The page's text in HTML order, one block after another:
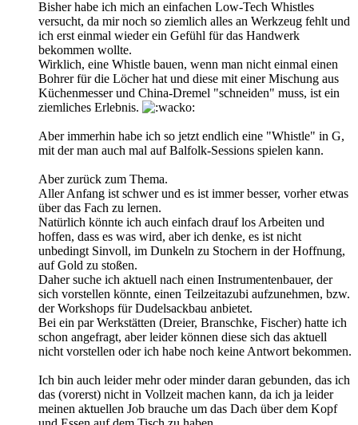
Bisher habe ich mich an einfachen Low-Tech Whistles
versucht, da mir noch so ziemlich alles an Werkzeug fehlt und
ich erst einmal wieder ein Gefühl für das Handwerk
bekommen wollte.
Wirklich, eine Whistle bauen, wenn man nicht einmal einen
Bohrer für die Löcher hat und diese mit einer Mischung aus
Küchenmesser und China-Dremel "schneiden" muss, ist ein
ziemliches Erlebnis.
Aber immerhin habe ich so jetzt endlich eine "Whistle" in G,
mit der man auch mal auf Balfolk-Sessions spielen kann.
Aber zurück zum Thema.
Aller Anfang ist schwer und es ist immer besser, vorher etwas
über das Fach zu lernen.
Natürlich könnte ich auch einfach drauf los Arbeiten und
hoffen, dass es was wird, aber ich denke, es ist nicht
unbedingt Sinvoll, im Dunkeln zu Stochern in der Hoffnung,
auf Gold zu stoßen.
Daher suche ich aktuell nach einen Instrumentenbauer, der
sich vorstellen könnte, einen Teilzeitazubi aufzunehmen, bzw.
der Workshops für Dudelsackbau anbietet.
Bei ein par Werkstätten (Dreier, Branschke, Fischer) hatte ich
schon angefragt, aber leider können diese sich das aktuell
nicht vorstellen oder ich habe noch keine Antwort bekommen.
Ich bin auch leider mehr oder minder daran gebunden, das ich
das (vorerst) nicht in Vollzeit machen kann, da ich ja leider
meinen aktuellen Job brauche um das Dach über dem Kopf